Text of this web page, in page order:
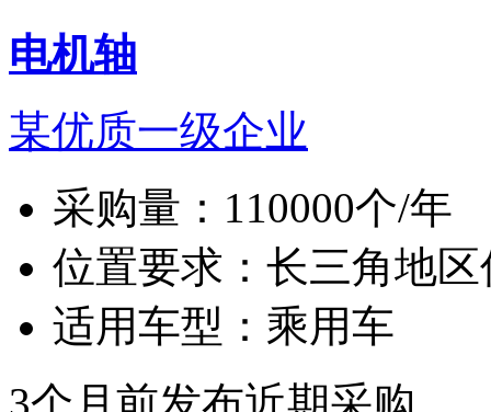
电机轴
某优质一级企业
采购量： 110000个/年
位置要求： 长三角地区
适用车型： 乘用车
3个月前发布近期采购